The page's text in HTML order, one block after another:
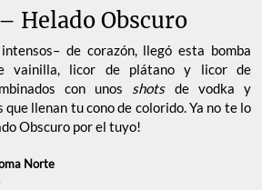
Helado Obscuro
de corazón, llegó esta bomba
vainilla, licor de plátano y licor de
con unos shotsde vodka y
que llenan tu cono de colorido. Ya no te lo
Obscuro por el tuyo!
Norte